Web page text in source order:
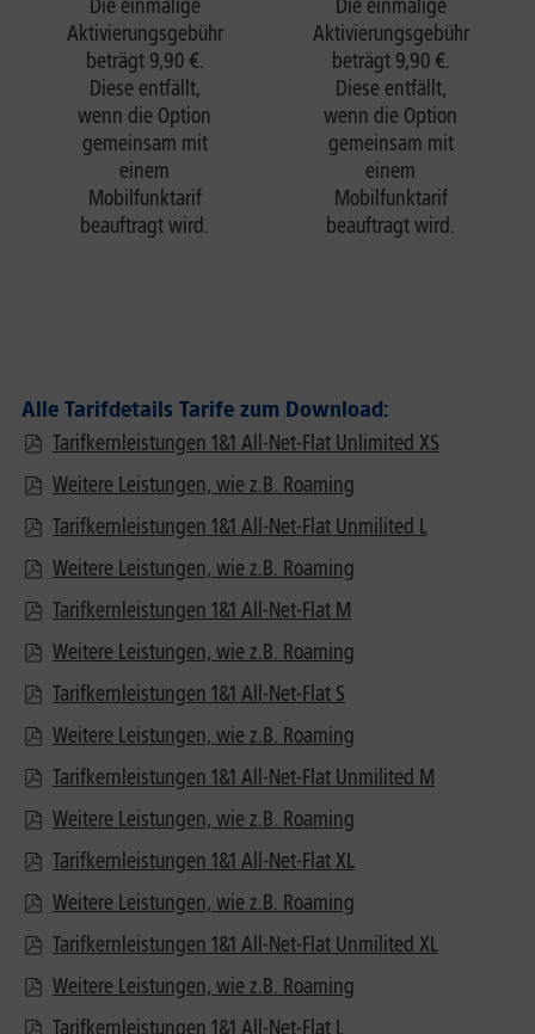
Die einmalige
Aktivierungsgebühr
beträgt 9,90 €.
Diese entfällt,
wenn die Option
gemeinsam mit
einem
Mobilfunktarif
beauftragt wird.
Die einmalige
Aktivierungsgebühr
beträgt 9,90 €.
Diese entfällt,
wenn die Option
gemeinsam mit
einem
Mobilfunktarif
beauftragt wird.
Alle Tarifdetails Tarife zum Download:
Tarifkernleistungen 1&1 All-Net-Flat Unlimited XS
Weitere Leistungen, wie z.B. Roaming
Tarifkernleistungen 1&1 All-Net-Flat Unmilited L
Weitere Leistungen, wie z.B. Roaming
Tarifkernleistungen 1&1 All-Net-Flat M
Weitere Leistungen, wie z.B. Roaming
Tarifkernleistungen 1&1 All-Net-Flat S
Weitere Leistungen, wie z.B. Roaming
Tarifkernleistungen 1&1 All-Net-Flat Unmilited M
Weitere Leistungen, wie z.B. Roaming
Tarifkernleistungen 1&1 All-Net-Flat XL
Weitere Leistungen, wie z.B. Roaming
Tarifkernleistungen 1&1 All-Net-Flat Unmilited XL
Weitere Leistungen, wie z.B. Roaming
Tarifkernleistungen 1&1 All-Net-Flat L